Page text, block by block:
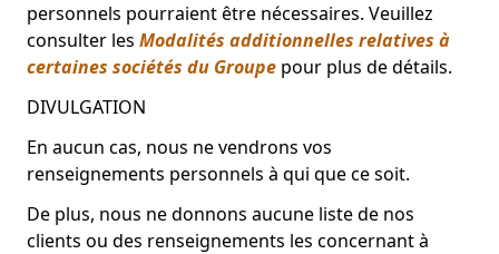
personnels pourraient être nécessaires. Veuillez
consulter les Modalités additionnelles relatives à
certaines sociétés du Groupe pour plus de détails.
DIVULGATION
En aucun cas, nous ne vendrons vos
renseignements personnels à qui que ce soit.
De plus, nous ne donnons aucune liste de nos
clients ou des renseignements les concernant à